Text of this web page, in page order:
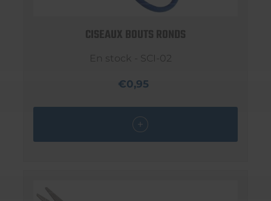
CISEAUX BOUTS RONDS
En stock - SCI-02
€0,95